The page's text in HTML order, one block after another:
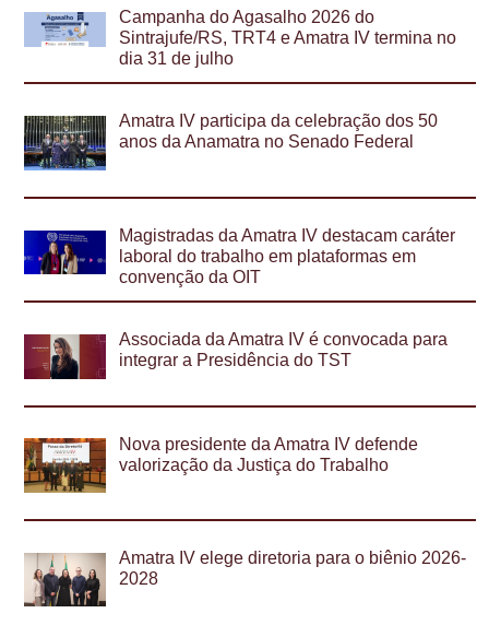
Campanha do Agasalho 2026 do
Sintrajufe/RS, TRT4 e Amatra IV termina no
dia 31 de julho
Amatra IV participa da celebração dos 50
anos da Anamatra no Senado Federal
Magistradas da Amatra IV destacam caráter
laboral do trabalho em plataformas em
convenção da OIT
Associada da Amatra IV é convocada para
integrar a Presidência do TST
Nova presidente da Amatra IV defende
valorização da Justiça do Trabalho
Amatra IV elege diretoria para o biênio 2026-
2028